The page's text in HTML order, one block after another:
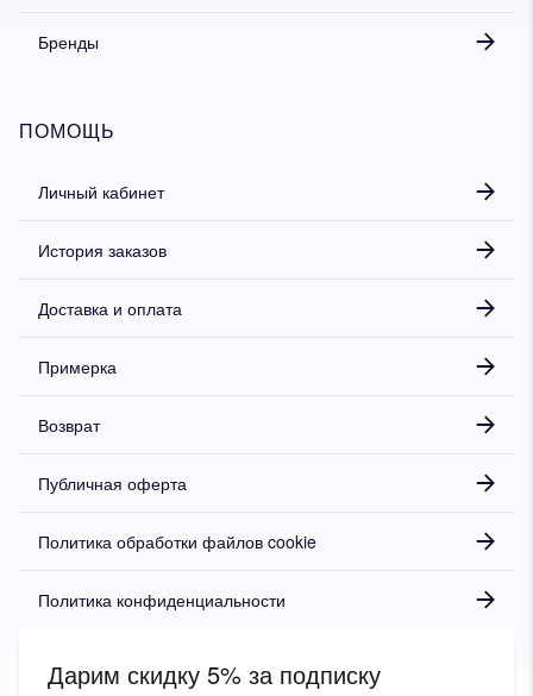
Бренды
ПОМОЩЬ
Личный кабинет
История заказов
Доставка и оплата
Примерка
Возврат
Публичная оферта
Политика обработки файлов cookie
Политика конфиденциальности
Дарим скидку 5% за подписку